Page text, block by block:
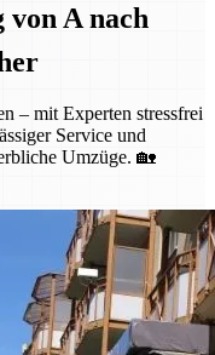
von A nach
– mit Experten stressfrei
Service und
Umzüge. 🏡